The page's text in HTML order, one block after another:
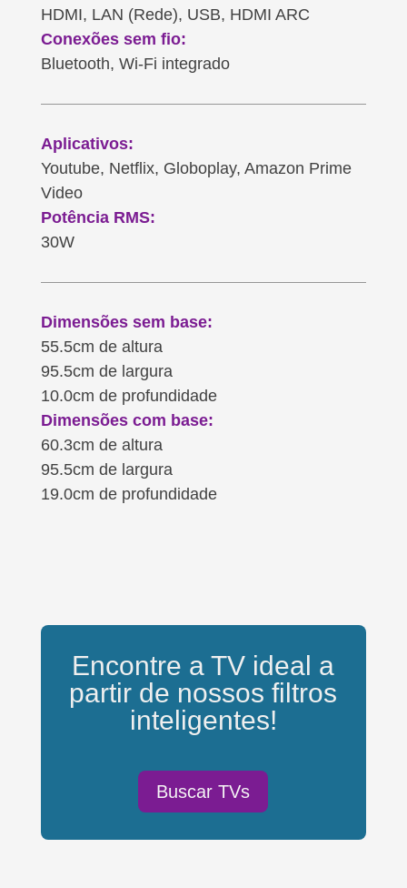
HDMI, LAN (Rede), USB, HDMI ARC
Conexões sem fio:
Bluetooth, Wi-Fi integrado
Aplicativos:
Youtube, Netflix, Globoplay, Amazon Prime
Video
Potência RMS:
30W
Dimensões sem base:
55.5cm de altura
95.5cm de largura
10.0cm de profundidade
Dimensões com base:
60.3cm de altura
95.5cm de largura
19.0cm de profundidade
Encontre a TV ideal a
partir de nossos filtros
inteligentes!
Buscar TVs